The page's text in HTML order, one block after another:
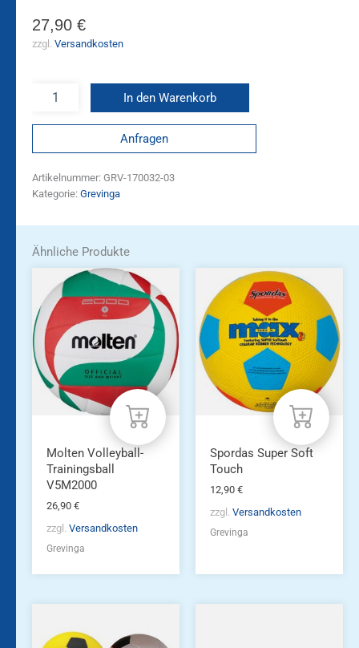
27,90 €
zzgl. Versandkosten
In den Warenkorb
Anfragen
Artikelnummer: GRV-170032-03
Kategorie: Grevinga
Ähnliche Produkte
Molten Volleyball-
Trainingsball
V5M2000
26,90 €
zzgl. Versandkosten
Grevinga
Spordas Super Soft
Touch
12,90 €
zzgl. Versandkosten
Grevinga